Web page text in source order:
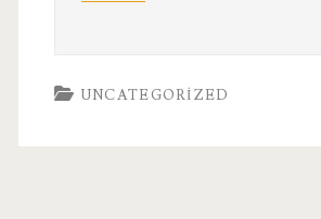
UNCATEGORIZED